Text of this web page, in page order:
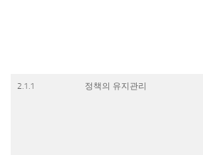
2.1.1 정책의 유지관리